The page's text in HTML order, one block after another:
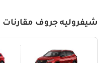
شيفروليه جروف